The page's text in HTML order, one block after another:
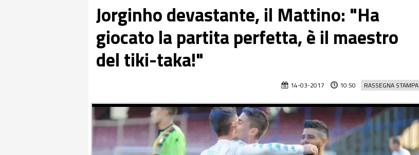
Jorginho devastante, il Mattino: "Ha
giocato la partita perfetta, è il maestro
del tiki-taka!"
RASSEGNA STAMPA
14-03-2017 10:50